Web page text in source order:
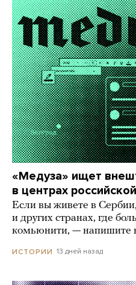
«Медуза» ищет
в центрах
Если вы живете в
и других странах, где
комьюнити, — напишите
ИСТОРИИ 13 дней назад